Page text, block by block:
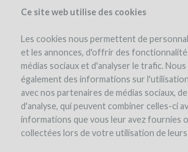
Ce site web utilise des cookies
Les cookies nous permettent de
et les annonces, d'offrir des
médias sociaux et d'analyser le trafic.
également des informations sur
avec nos partenaires de médias sociaux,
d'analyse, qui peuvent combiner celles-ci
informations que vous leur avez fournies
collectées lors de votre utilisation de leurs
le projet l'équipe les avantages avis
détails de l'investissement détails